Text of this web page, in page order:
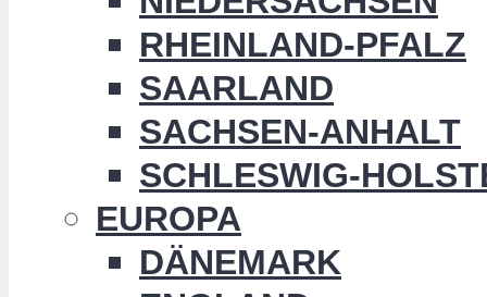
RHEINLAND-PFALZ
SAARLAND
SACHSEN-ANHALT
SCHLESWIG-
EUROPA
DÄNEMARK